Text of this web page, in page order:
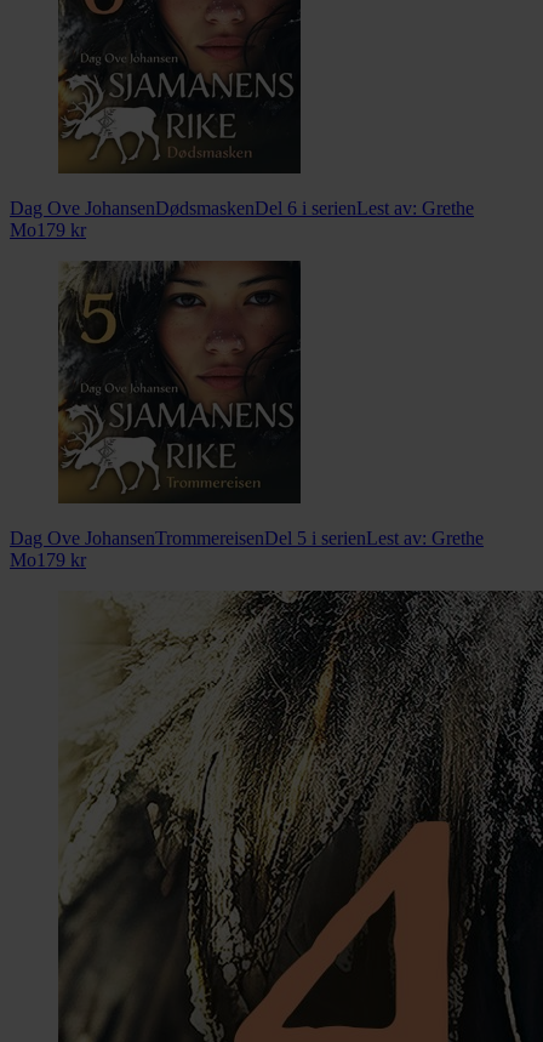
Dag Ove JohansenDødsmaskenDel 6 i serienLest av: Grethe
Mo179 kr
Dag Ove JohansenTrommereisenDel 5 i serienLest av: Grethe
Mo179 kr